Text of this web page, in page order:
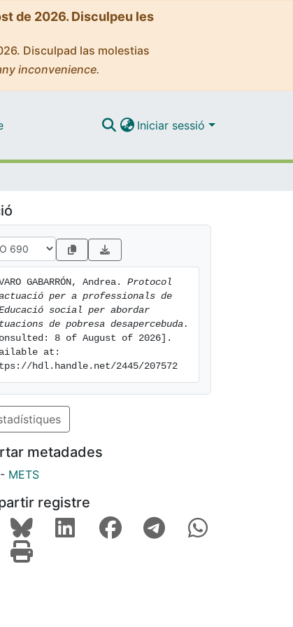
de 2026. Disculpeu les
Disculpad las molestias
inconvenience.
Iniciar sessió
GABARRÓN, Andrea. Protocol
per a professionals de
social per abordar
de pobresa desapercebuda.
8 of August of 2026].
at:
hdl.handle.net/2445/207572
metadades
- METS
registre